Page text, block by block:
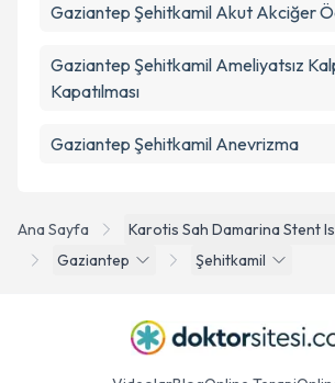
Ana Sayfa
Karotis Sah Damarina Stent
Gaziantep
Şehitkamil
Gaziantep Şehitkamil Akut Akciğer
Gaziantep Şehitkamil Ameliyatsız
Kapatılması
Gaziantep Şehitkamil Anevrizma